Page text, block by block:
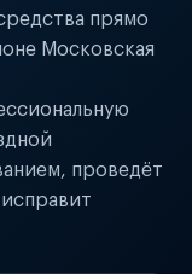
прямо
Московская
проведёт